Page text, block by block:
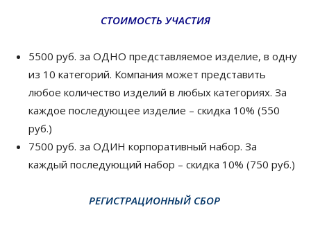
СТОИМОСТЬ УЧАСТИЯ
5500 руб. за ОДНО представляемое изделие, в одну
из 10 категорий. Компания может представить
любое количество изделий в любых категориях. За
каждое последующее изделие – скидка 10% (550
руб.)
7500 руб. за ОДИН корпоративный набор. За
каждый последующий набор – скидка 10% (750 руб.)
РЕГИСТРАЦИОННЫЙ СБОР